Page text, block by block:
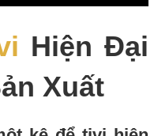
Hiện Đại
Xuất